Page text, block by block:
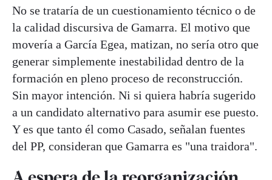
No se trataría de un cuestionamiento técnico o de
la calidad discursiva de Gamarra. El motivo que
movería a García Egea, matizan, no sería otro que
generar simplemente inestabilidad dentro de la
formación en pleno proceso de reconstrucción.
Sin mayor intención. Ni si quiera habría sugerido
a un candidato alternativo para asumir ese puesto.
Y es que tanto él como Casado, señalan fuentes
del PP, consideran que Gamarra es "una traidora".